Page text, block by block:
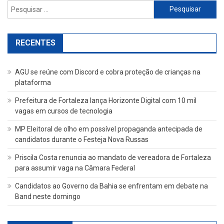
Pesquisar
por:
RECENTES
AGU se reúne com Discord e cobra proteção de crianças na
plataforma
Prefeitura de Fortaleza lança Horizonte Digital com 10 mil
vagas em cursos de tecnologia
MP Eleitoral de olho em possível propaganda antecipada de
candidatos durante o Festeja Nova Russas
Priscila Costa renuncia ao mandato de vereadora de Fortaleza
para assumir vaga na Câmara Federal
Candidatos ao Governo da Bahia se enfrentam em debate na
Band neste domingo